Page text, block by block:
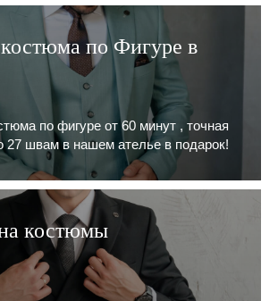
по Фигуре в
по фигуре от 60 минут , точная
27 швам в нашем ателье в подарок!
костюмы